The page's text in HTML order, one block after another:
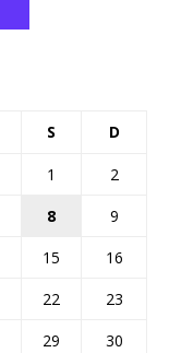
S D
1
2
8
9
15
16
22
23
29
30